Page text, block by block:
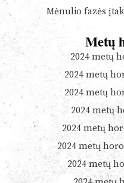
Mėnulio fazės
Metų
2024 metų
2024 metų
2024 metų
2024 metų
2024 metų
2024 metų
2024 metų